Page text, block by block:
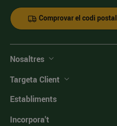
Comprovar el codi postal
Nosaltres
Targeta Client
Establiments
Incorpora't